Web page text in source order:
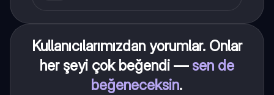
Kullanıcılarımızdan yorumlar. Onlar
her şeyi çok beğendi — sen de
beğeneceksin.